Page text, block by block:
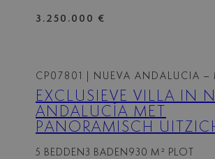
3.250.000 €
CP07801 | NUEVA ANDALUCIA –
EXCLUSIEVE VILLA IN
ANDALUCÍA MET
PANORAMISCH
5 BEDDEN 3 BADEN 930 M² PLOT